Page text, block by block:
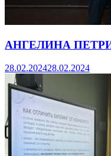
АНГЕЛИНА
28.02.202428.02.2024